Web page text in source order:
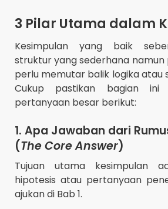
3 Pilar Utama dalam
Kesimpulan yang baik
struktur yang sederhana namun
perlu memutar balik logika atau
Cukup pastikan bagian ini
pertanyaan besar berikut:
1. Apa Jawaban dari
(The Core Answer)
Tujuan utama kesimpulan
hipotesis atau pertanyaan
ajukan di Bab 1.